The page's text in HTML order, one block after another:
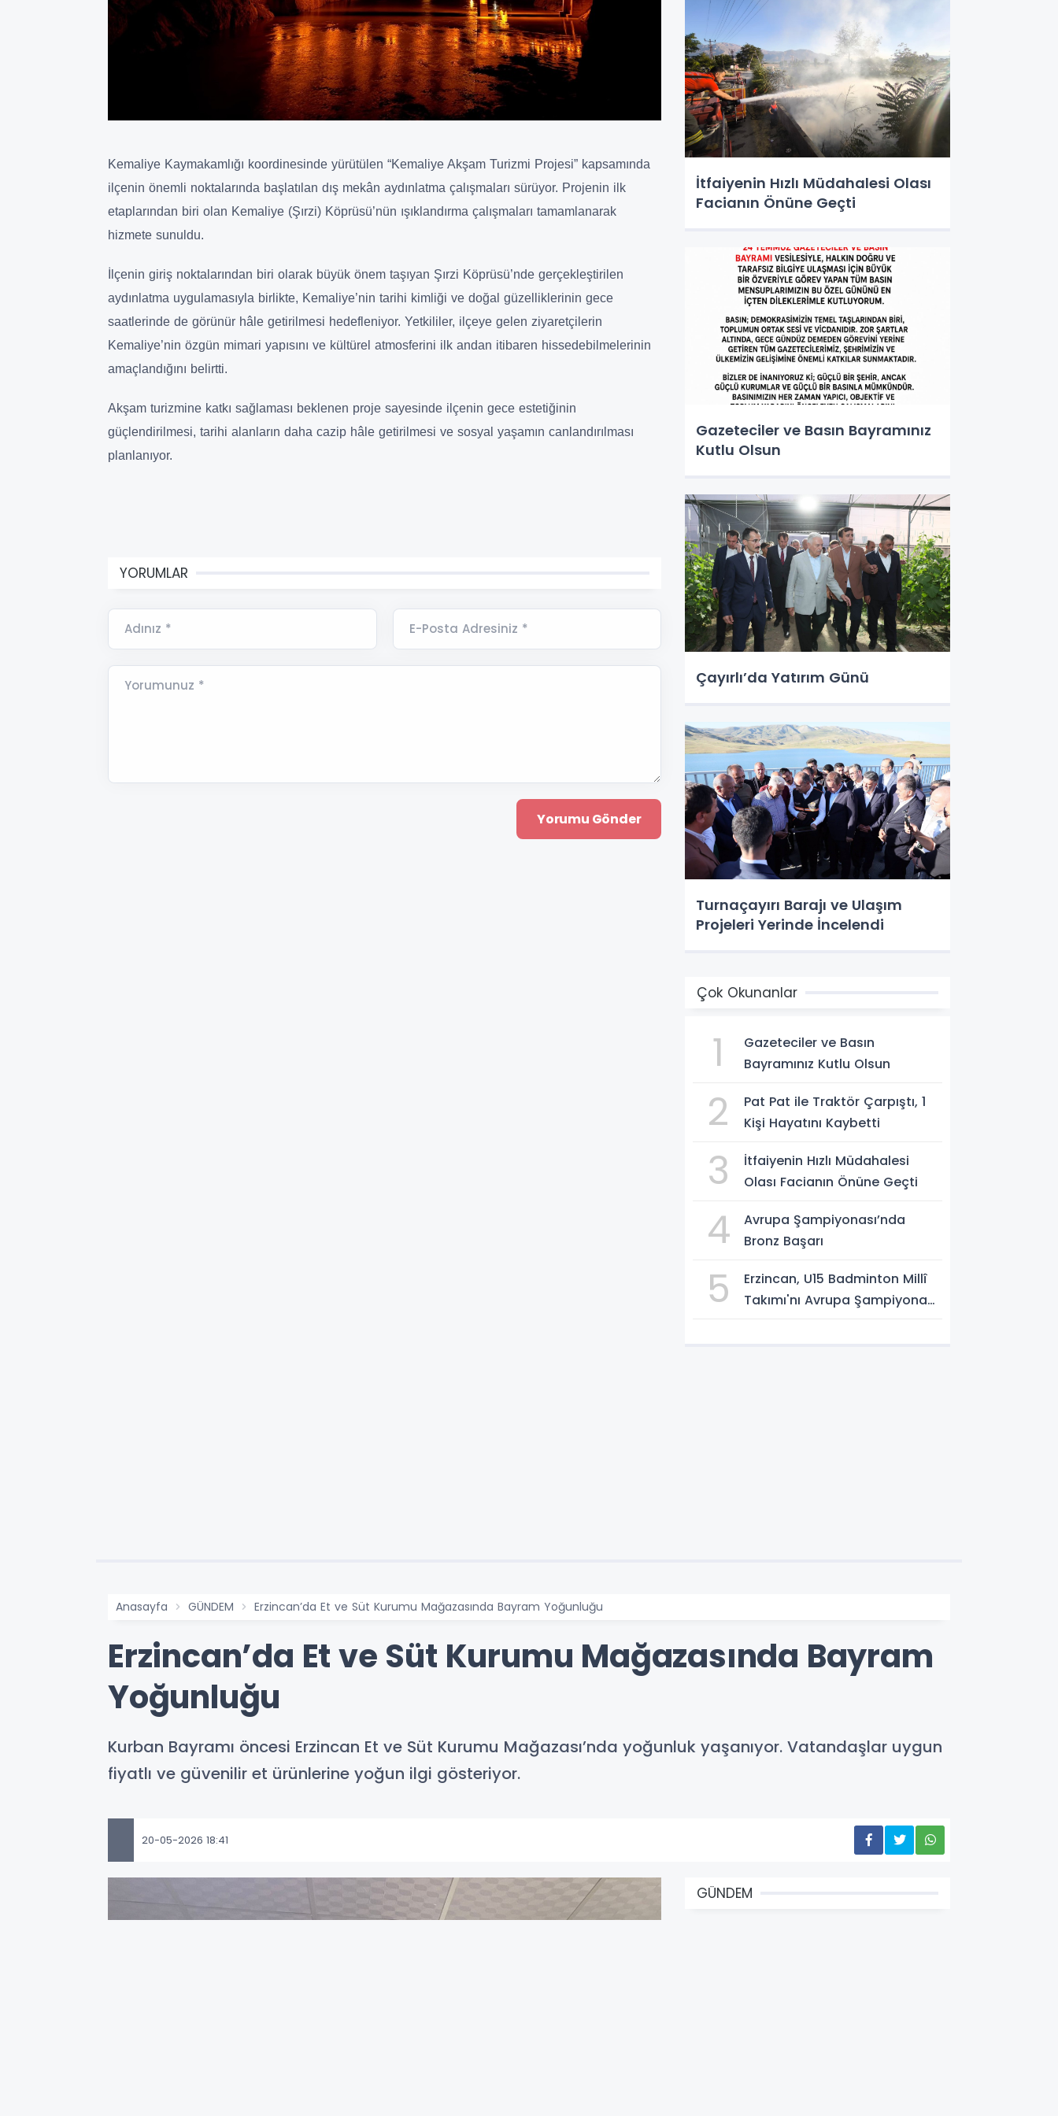
Kemaliye Kaymakamlığı koordinesinde yürütülen “Kemaliye Akşam Turizmi Projesi” kapsamında
ilçenin önemli noktalarında başlatılan dış mekân aydınlatma çalışmaları sürüyor. Projenin ilk
etaplarından biri olan Kemaliye (Şırzi) Köprüsü’nün ışıklandırma çalışmaları tamamlanarak
hizmete sunuldu.
İlçenin giriş noktalarından biri olarak büyük önem taşıyan Şırzi Köprüsü’nde gerçekleştirilen
aydınlatma uygulamasıyla birlikte, Kemaliye’nin tarihi kimliği ve doğal güzelliklerinin gece
saatlerinde de görünür hâle getirilmesi hedefleniyor. Yetkililer, ilçeye gelen ziyaretçilerin
Kemaliye’nin özgün mimari yapısını ve kültürel atmosferini ilk andan itibaren hissedebilmelerinin
amaçlandığını belirtti.
Akşam turizmine katkı sağlaması beklenen proje sayesinde ilçenin gece estetiğinin
güçlendirilmesi, tarihi alanların daha cazip hâle getirilmesi ve sosyal yaşamın canlandırılması
planlanıyor.
YORUMLAR
Adınız * E-Posta Adresiniz *
Yorumunuz *
İtfaiyenin Hızlı Müdahalesi Olası
Facianın Önüne Geçti
Gazeteciler ve Basın Bayramınız
Kutlu Olsun
Çayırlı’da Yatırım Günü
Turnaçayırı Barajı ve Ulaşım
Projeleri Yerinde İncelendi
Çok Okunanlar
1
Gazeteciler ve Basın
Bayramınız Kutlu Olsun
2
Pat Pat ile Traktör Çarpıştı, 1
Kişi Hayatını Kaybetti
3
İtfaiyenin Hızlı Müdahalesi
Olası Facianın Önüne Geçti
4
Avrupa Şampiyonası’nda
Bronz Başarı
5
Erzincan, U15 Badminton Millî
Takımı'nı Avrupa Şampiyonası
Anasayfa GÜNDEM Erzincan’da Et ve Süt Kurumu Mağazasında Bayram Yoğunluğu
Erzincan’da Et ve Süt Kurumu Mağazasında Bayram
Yoğunluğu
Kurban Bayramı öncesi Erzincan Et ve Süt Kurumu Mağazası’nda yoğunluk yaşanıyor. Vatandaşlar uygun
fiyatlı ve güvenilir et ürünlerine yoğun ilgi gösteriyor.
20-05-2026 18:41
GÜNDEM